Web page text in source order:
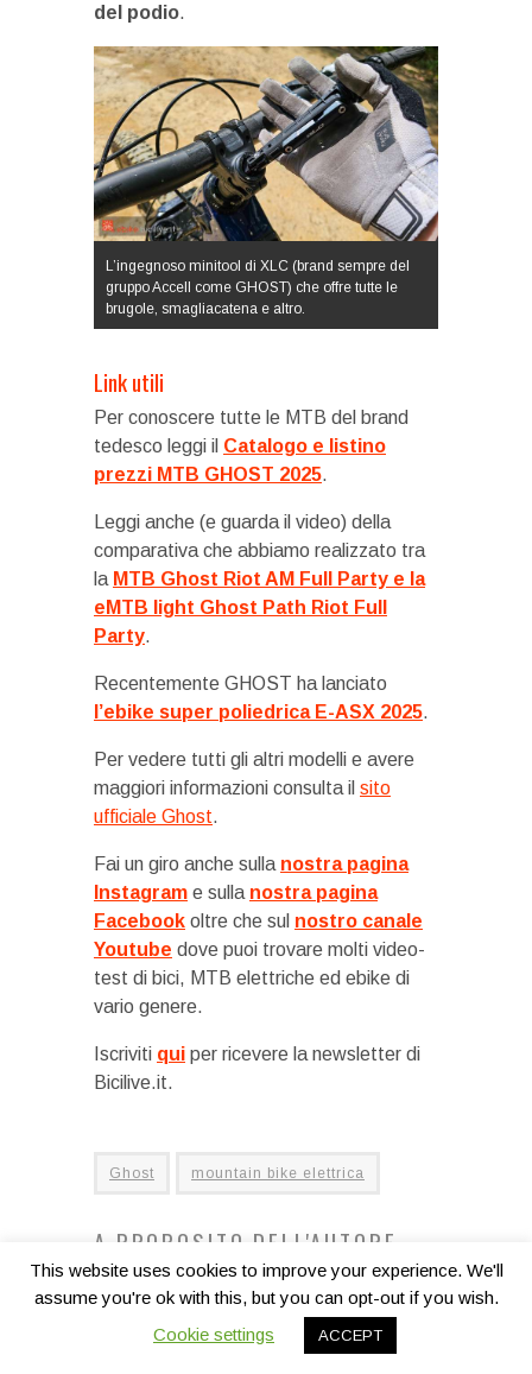
del podio.
L’ingegnoso minitool di XLC (brand sempre del
gruppo Accell come GHOST) che offre tutte le
brugole, smagliacatena e altro.
Link utili
Per conoscere tutte le MTB del brand
tedesco leggi il Catalogo e listino
prezzi MTB GHOST 2025.
Leggi anche (e guarda il video) della
comparativa che abbiamo realizzato tra
la MTB Ghost Riot AM Full Party e la
eMTB light Ghost Path Riot Full
Party.
Recentemente GHOST ha lanciato
l’ebike super poliedrica E-ASX 2025.
Per vedere tutti gli altri modelli e avere
maggiori informazioni consulta il sito
ufficiale Ghost.
Fai un giro anche sulla nostra pagina
Instagram e sulla nostra pagina
Facebook oltre che sul nostro canale
Youtube dove puoi trovare molti video-
test di bici, MTB elettriche ed ebike di
vario genere.
Iscriviti qui per ricevere la newsletter di
Bicilive.it.
Ghost mountain bike elettrica
A PROPOSITO DELL'AUTORE
Claudio Riotti
Sono cresciuto sulle due ruote: BMX,
This website uses cookies to improve your experience. We'll
assume you're ok with this, but you can opt-out if you wish.
Cookie settings
ACCEPT